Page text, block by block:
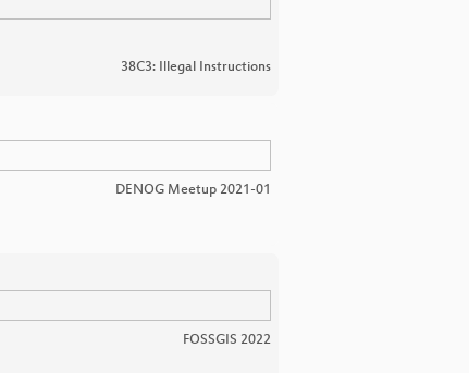
38C3: Illegal Instructions
DENOG Meetup 2021-01
FOSSGIS 2022